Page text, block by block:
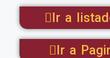
Ir a
Ir a